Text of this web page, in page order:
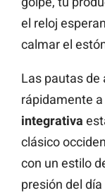
el reloj
calmar el
Las pautas
rápidamente
integrativa
clásico
con un estilo
presión del